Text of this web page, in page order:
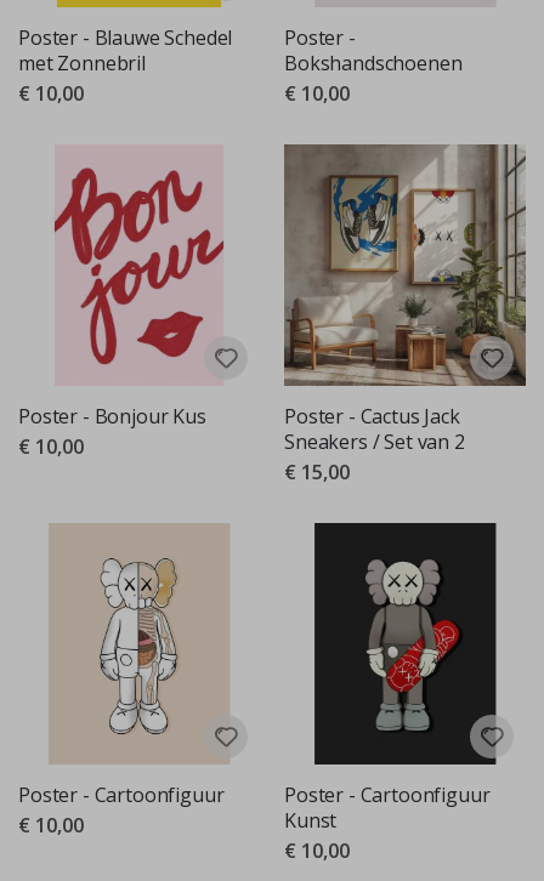
Poster - Blauwe Schedel
met Zonnebril
€ 10,00
Poster -
Bokshandschoenen
€ 10,00
Poster - Bonjour Kus
€ 10,00
Poster - Cactus Jack
Sneakers / Set van 2
€ 15,00
Poster - Cartoonfiguur
€ 10,00
Poster - Cartoonfiguur
Kunst
€ 10,00